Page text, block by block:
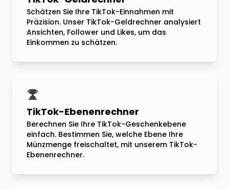
Schätzen Sie Ihre TikTok-Einnahmen mit
Präzision. Unser TikTok-Geldrechner analysiert
Ansichten, Follower und Likes, um das
Einkommen zu schätzen.
TikTok-Ebenenrechner
Berechnen Sie Ihre TikTok-Geschenkebene
einfach. Bestimmen Sie, welche Ebene Ihre
Münzmenge freischaltet, mit unserem TikTok-
Ebenenrechner.